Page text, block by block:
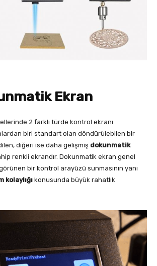
Ekran
2 farklı türde kontrol ekranı
biri standart olan döndürülebilen bir
diğeri ise daha gelişmiş dokunmatik
renkli ekrandır. Dokunmatik ekran genel
bir kontrol arayüzü sunmasının yanı
kolaylığı konusunda büyük rahatlık